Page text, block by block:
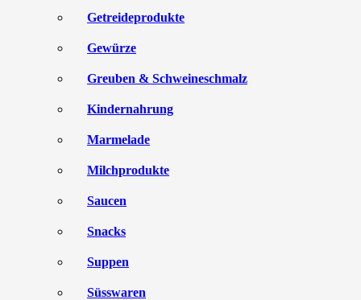
Getreideprodukte
Gewürze
Greuben & Schweineschmalz
Kindernahrung
Marmelade
Milchprodukte
Saucen
Snacks
Suppen
Süsswaren